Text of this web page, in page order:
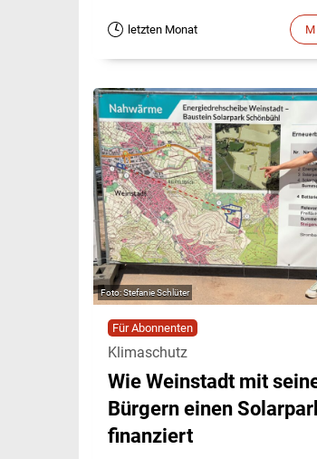
letzten Monat
Stefanie Schlüter
Für Abonnenten
Klimaschutz
Wie Weinstadt mit
Bürgern einen
finanziert